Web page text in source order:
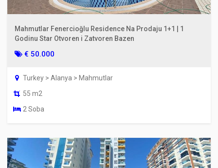
Mahmutlar Fenercioğlu Residence Na Prodaju 1+1 | 1
Godinu Star Otvoren i Zatvoren Bazen
€ 50.000
Turkey > Alanya > Mahmutlar
55 m2
2 Soba